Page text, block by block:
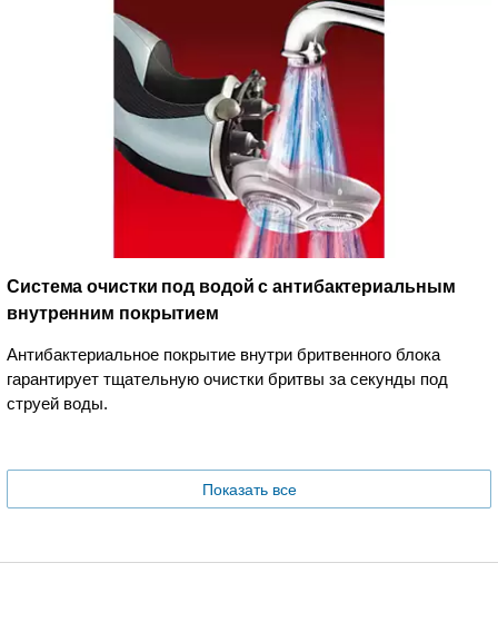
Система очистки под водой с антибактериальным
внутренним покрытием
Антибактериальное покрытие внутри бритвенного блока
гарантирует тщательную очистки бритвы за секунды под
струей воды.
Показать все